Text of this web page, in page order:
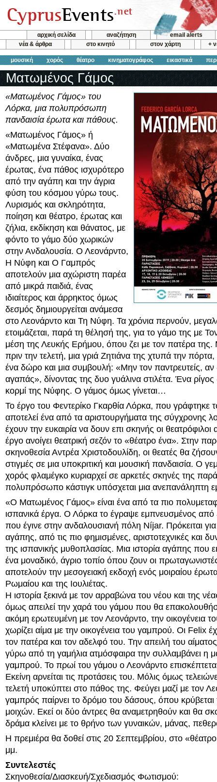
αρχική σελίδα αναζήτηση
email alerts
νέα & άρθρα
στο κινητό στον χάρτη +
μουσική χορός θέατρο κινηματογράφος εικαστικά
Ματωμένος Γάμος
«Ματωμένος Γάμος» του
Λόρκα, μια πολυπρόσωπη
πανδαισία έρωτα και πάθους.
«Ματωμένος Γάμος» ή
«Ματωμένα Στέφανα». Δύο
άνδρες, μια γυναίκα, ένας
έρωτας, ένα πάθος ισχυρότερο
από την αγάπη και την άγρια
φύση του κόσμου γύρω τους.
Λυρισμός και σκληρότητα,
ποίηση και θέατρο, έρωτας και
ζήλια, εκδίκηση και θάνατος, με
φόντο το γάμο δύο χωρικών
στην Ανδαλουσία. Ο Λεονάρντο,
Η Νύφη και Ο Γαμπρός
αποτελούν μια αχώριστη παρέα
από μικρά παιδιά, ένας
ιδιαίτερος και άρρηκτος όμως
δεσμός δημιουργείται ανάμεσα
στο Λεονάρντο και Τη Νύφη. Τα χρόνια περνούν,
ετοιμάζεται, παρά τη θέλησή της, για το γάμο της με
μέση της Λευκής Ερήμου, όπου ζει με τον πατέρα της.
πριν την τελετή, μια γριά Ζητιάνα της χτυπά την
ένα δώρο και μια συμβουλή: «Μην τον παντρευτείς, αν
αγαπάς», δίνοντας της δυο γυάλινα στιλέτα. Ένα ρίγος
κορμί της Νύφης. Ο γάμος όμως γίνεται…
Το έργο του Φεντερίκο Γκαρθία Λόρκα, που γράφτηκε
αποτελεί ένα από τα αριστουργήματα της σύγχρονης
έχουν την ευκαιρία να δουν επι σκηνής οι
έργο ανοίγει θεατρική σεζόν το «θέατρο ένα». Στην
σκηνοθεσία Αντρέα Χριστοδουλίδη, οι θεατές θα
στιγμές σε μια υποκριτική και μουσική πανδαισία. Ο
χορός φλαμέγκο κυριαρχεί σε αρκετές σκηνές της
πολυπρόσωπο κάστιγκ υπόσχεται μια ανεπανάληπτη
«Ο Ματωμένος Γάμος» είναι ένα από τα πιο
ισπανικά έργα. Ο Λόρκα το έγραψε εμπνευσμένος από
που έγινε στην ανδαλουσιανή πόλη Níjar. Πρόκειται για
αγάπης, από τις πιο φημισμένες, αριστοτεχνικές και
της ισπανικής μυθοπλασίας. Μια ιστορία αγάπης που
ένα μοναδικό, άγριο τοπίο όπου ζουν οι
αποτελούν την μεσογειακή εκδοχή ενός μοιραίου
Ρωμαίου και της Ιουλιέτας.
Η ιστορία ξεκινά με τον αρραβώνα του νέου και της
όμως απειλεί την χαρά του γάμου που θα
ακόμη ερωτευμένη με τον Λεονάρντο, την οικογένεια
χωρίζει αίμα με την οικογένεια του γαμπρού. Οι Felix
τον πατέρα και τον αδελφό του. Την απειλή του
γύρω από τη γαμήλια ατμόσφαιρα την συλλαμβάνει η
γαμπρού. Το πρωί του γάμου ο Λεονάρντο
Εκείνη αρνείται τις προτάσεις του. Μόλις όμως
τελετή υποκύπτει στο πάθος της. Φεύγει μαζί με τον
γαμπρός παίρνει το δρόμο του δάσους, όπου κρύβεται
μοιχών. Εκεί οι δύο άντρες θα αναμετρηθούν και θα
δράμα κλείνει με το θρήνο των γυναικών, μάνας,
Η πρεμιέρα θα δοθεί στις 20 Σεπτεμβρίου, στο
μμ.
Συντελεστές
Σκηνοθεσία/Διασκευή/Σχεδιασμός Φωτισμού: